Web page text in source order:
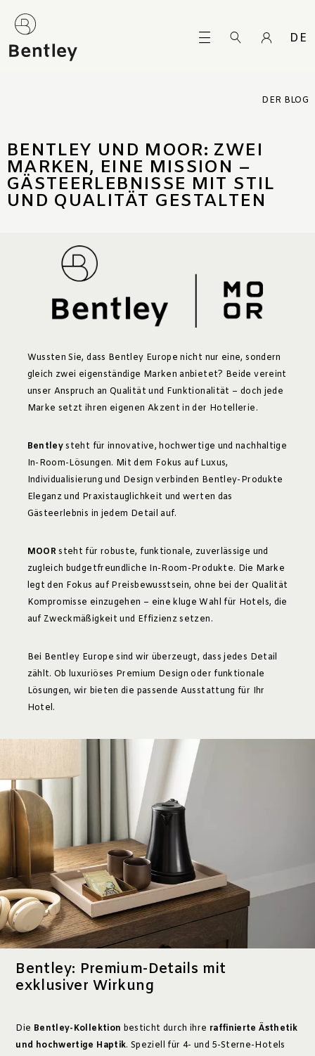
DE
DER BLOG
BENTLEY UND MOOR: ZWEI
MARKEN, EINE MISSION –
GÄSTEERLEBNISSE MIT STIL
UND QUALITÄT GESTALTEN
Wussten Sie, dass Bentley Europe nicht nur eine, sondern
gleich zwei eigenständige Marken anbietet? Beide vereint
unser Anspruch an Qualität und Funktionalität – doch jede
Marke setzt ihren eigenen Akzent in der Hotellerie.
Bentleysteht für innovative, hochwertige und nachhaltige
In-Room-Lösungen. Mit dem Fokus auf Luxus,
Individualisierung und Design verbinden Bentley-Produkte
Eleganz und Praxistauglichkeit und werten das
Gästeerlebnis in jedem Detail auf.
MOOR steht für robuste, funktionale, zuverlässige und
zugleich budgetfreundliche In-Room-Produkte. Die Marke
legt den Fokus auf Preisbewusstsein, ohne bei der Qualität
Kompromisse einzugehen – eine kluge Wahl für Hotels, die
auf Zweckmäßigkeit und Effizienz setzen.
Bei Bentley Europe sind wir überzeugt, dass jedes Detail
zählt. Ob luxuriöses Premium Design oder funktionale
Lösungen, wir bieten die passende Ausstattung für Ihr
Hotel.
Bentley: Premium-Details mit
exklusiver Wirkung
Die Bentley-Kollektion besticht durch ihre raffinierte Ästhetik
und hochwertige Haptik. Speziell für 4- und 5-Sterne-Hotels